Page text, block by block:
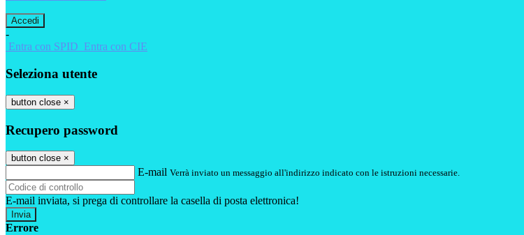
-
Entra con SPID Entra con CIE
Seleziona utente
button close ×
Recupero password
button close ×
E-mail Verrà inviato un messaggio all'indirizzo indicato con le istruzioni necessarie.
E-mail inviata, si prega di controllare la casella di posta elettronica!
Errore